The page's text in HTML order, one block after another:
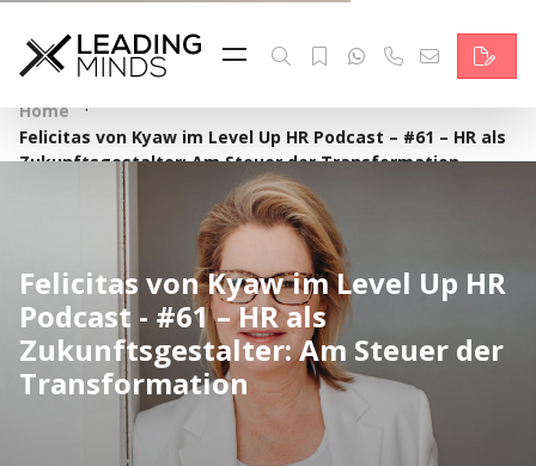
Feed & News
Reading Minds
Themen
Services
Wer wir sind
Kontakt
English
Home ·
Felicitas von Kyaw im Level Up HR Podcast – #61 – HR als
Zukunftsgestalter: Am Steuer der Transformation
Felicitas von Kyaw im Level Up HR
Podcast - #61 – HR als
Zukunftsgestalter: Am Steuer der
Transformation